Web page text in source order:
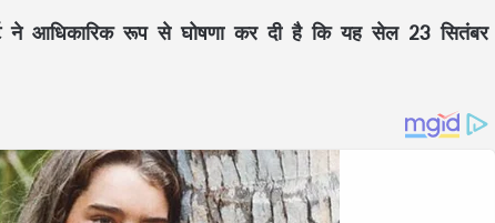
ने आधिकारिक रूप से घोषणा कर दी है कि यह सेल 23 सितंबर